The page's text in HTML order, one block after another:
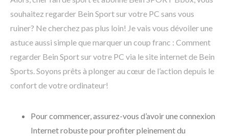
souhaitez regarder Bein Sport sur votre PC sans vous
ruiner? Ne cherchez pas plus loin! Je vais vous dévoiler une
astuce aussi simple que marquer un coup franc : Comment
regarder Bein Sport sur votre PC via le site internet de Bein
Sports. Soyons prêts à plonger au cœur de l’action depuis le
confort de votre ordinateur!
Pour commencer, assurez-vous d’avoir une connexion
Internet robuste pour profiter pleinement du